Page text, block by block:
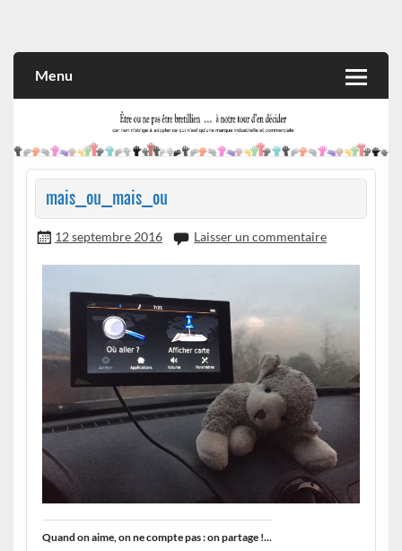
et commerciale
Menu
mais_ou_mais_ou
12 septembre 2016 Laisser un commentaire
Quand on aime, on ne compte pas : on partage !...